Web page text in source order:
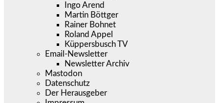
Ingo Arend
Martin Böttger
Rainer Bohnet
Roland Appel
Küppersbusch TV
Email-Newsletter
Newsletter Archiv
Mastodon
Datenschutz
Der Herausgeber